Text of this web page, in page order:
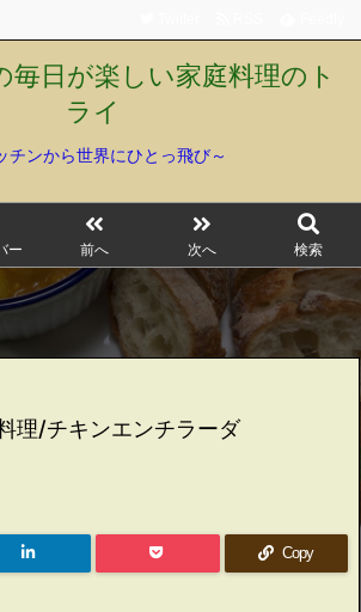
毎日が楽しい家庭料理のト
ライ
チンから世界にひとっ飛び～
ー 前へ 次へ 検索
理/チキンエンチラーダ
Copy